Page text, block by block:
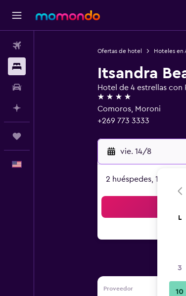
Ofertas de hotel Hoteles en
Itsandra
Hotel de 4 estrellas con
4 estrellas
Comoros, Moroni
+269 773 3333
vie. 14/8
2 huéspedes, 1
Proveedor
L
3
10